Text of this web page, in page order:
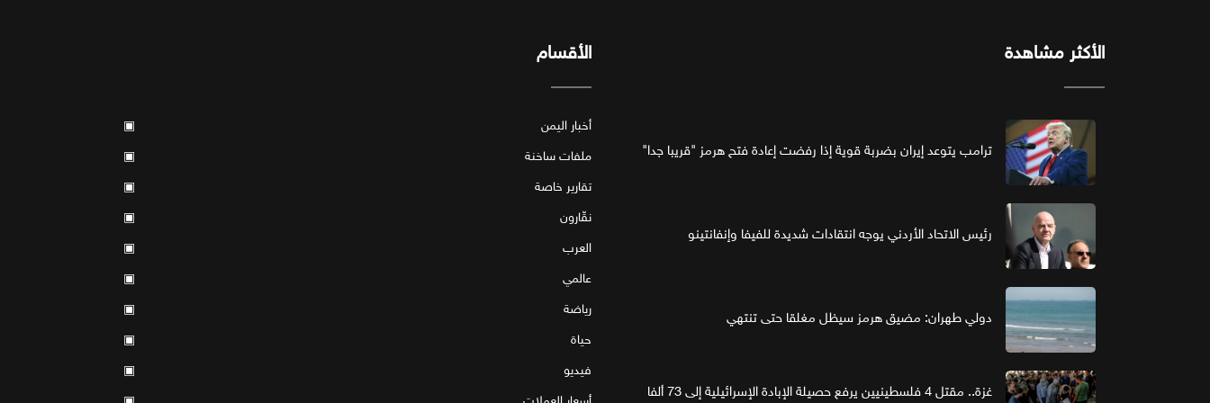
الأكثر مشاهدة
ترامب يتوعد إيران بضربة قوية إذا رفضت إعادة فتح هرمز "قريبا جدا"
رئيس الاتحاد الأردني يوجه انتقادات شديدة للفيفا وإنفانتينو
دولي طهران: مضيق هرمز سيظل مغلقا حتى تنتهي
غزة.. مقتل 4 فلسطينيين يرفع حصيلة الإبادة الإسرائيلية إلى 73 ألفا
الأقسام
أخبار اليمن
▣
ملفات ساخنة
▣
تقارير خاصة
▣
نقّارون
▣
العرب
▣
عالمي
▣
رياضة
▣
حياة
▣
فيديو
▣